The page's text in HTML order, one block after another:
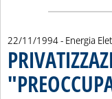
22/11/1994- Energia